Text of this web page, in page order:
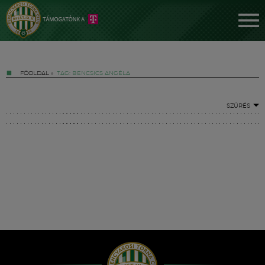
FŐOLDAL » TAG: BENCSICS ANGÉLA
SZŰRÉS
Hírek